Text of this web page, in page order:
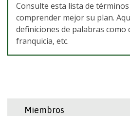
Consulte esta lista de
comprender mejor su plan.
definiciones de palabras como
franquicia, etc.
Miembros